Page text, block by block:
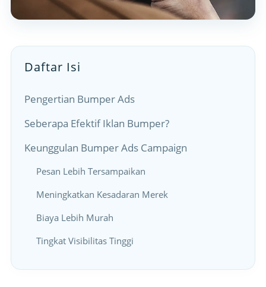
Daftar Isi
Pengertian Bumper Ads
Seberapa Efektif Iklan Bumper?
Keunggulan Bumper Ads Campaign
Pesan Lebih Tersampaikan
Meningkatkan Kesadaran Merek
Biaya Lebih Murah
Tingkat Visibilitas Tinggi